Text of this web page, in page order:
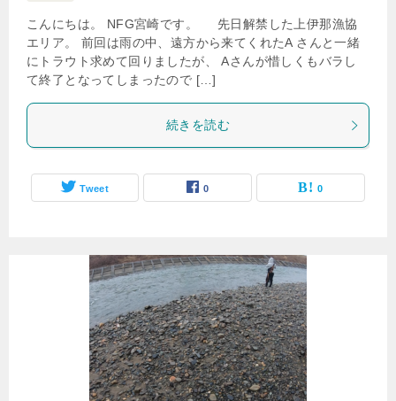
こんにちは。 NFG宮崎です。 先日解禁した上伊那漁協
エリア。 前回は雨の中、遠方から来てくれたA さんと一緒
にトラウト求めて回りましたが、 Aさんが惜しくもバラし
て終了となってしまったので […]
続きを読む
Tweet 0 0